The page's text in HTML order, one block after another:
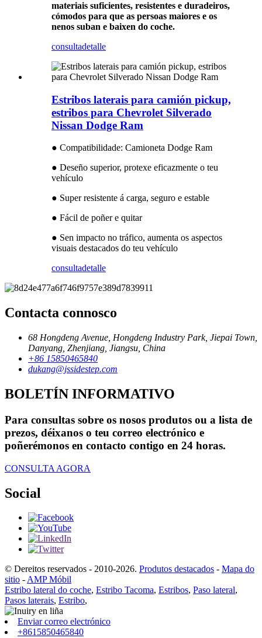
materiais suficientes, resistentes e duradeiros,
cómodos para que as persoas maiores e os
nenos suban e baixen do coche.
consultadetalle
Estribos laterais para camión pickup,
estribos para Chevrolet Silverado
Nissan Dodge Ram
● Compatibilidade: Camioneta Dodge Ram
● Deseño superior, protexe eficazmente o teu
vehículo
● Super resistente á carga, seguro e estable
● Fácil de poñer e quitar
● Sen impacto no tráfico, aumenta os aspectos
visuais destacados do teu vehículo
consultadetalle
Contacta connosco
68 Hongdeng Avenue, Hongdeng Industry Park, Jiepai Town,
Danyang, Zhenjiang, Jiangsu, China
+86 15850465840
dukang@jssidestep.com
BOLETÍN INFORMATIVO
Para consultas sobre os nosos produtos ou a lista de
prezos, déixanos o teu correo electrónico e
poñerémonos en contacto contigo en 24 horas.
CONSULTA AGORA
Social
© Dereitos reservados - 2010-2026. Produtos destacados - Mapa do
sitio -AMP Móbil
Estribo lateral do coche, Estribo Tacoma, Estribos, Paso lateral,
Pasos laterais, Estribo,
Enviar correo electrónico
+8615850465840